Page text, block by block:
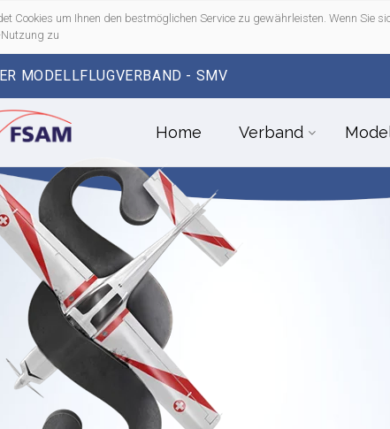
Cookies um Ihnen den bestmöglichen Service zu gewährleisten. Wenn Sie
zu
MODELLFLUGVERBAND - SMV
Home Verband